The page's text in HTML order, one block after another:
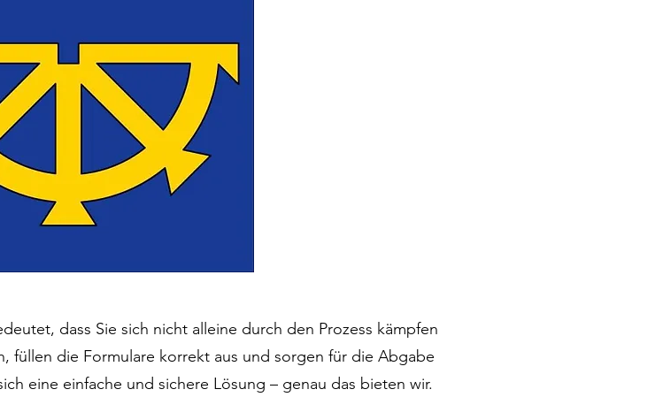
dass Sie sich nicht alleine durch den Prozess kämpfen
füllen die Formulare korrekt aus und sorgen für die Abgabe
eine einfache und sichere Lösung – genau das bieten wir.